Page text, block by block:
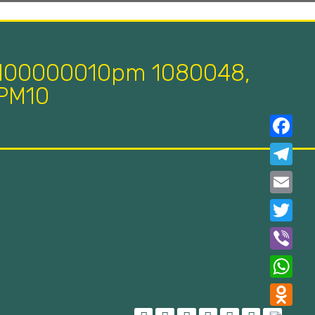
1080048,
Telegram
Email
Twitter
Viber